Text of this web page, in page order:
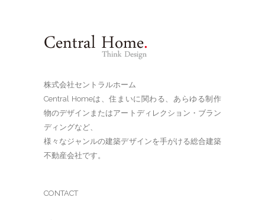
株式会社セントラルホーム
Central Homeは、住まいに関わる、あらゆる制作
物のデザインまたはアートディレクション・ブラン
ディングなど、
様々なジャンルの建築デザインを手がける総合建築
不動産会社です。
CONTACT